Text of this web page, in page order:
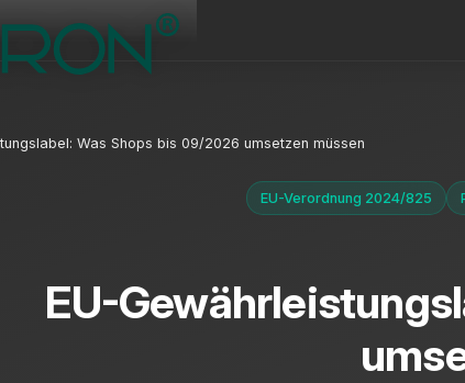
Was Shops bis 09/2026 umsetzen müssen
EU-Verordnung 2024/825
EU-